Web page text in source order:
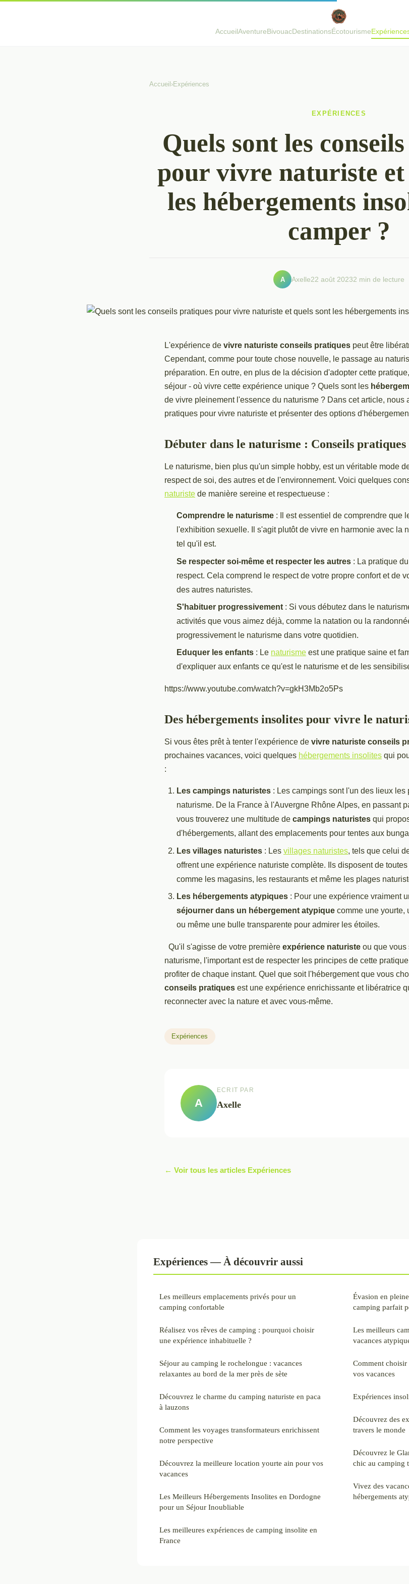
AccueilAventureBivouacDestinationsÉcotourisme
Accueil ›Expériences
EXPÉRIENCES
Quels sont les
pour vivre naturiste et
les hébergements
camper ?
A Axelle22 août 20232 min de lecture
L'expérience de vivre naturiste conseils pratiques peut être
Cependant, comme pour toute chose nouvelle, le passage au
préparation. En outre, en plus de la décision d'adopter cette
séjour - où vivre cette expérience unique ? Quels sont les
de vivre pleinement l'essence du naturisme ? Dans cet article,
pratiques pour vivre naturiste et présenter des options
Débuter dans le naturisme : Conseils pratiques
Le naturisme, bien plus qu'un simple hobby, est un véritable mode
respect de soi, des autres et de l'environnement. Voici quelques
naturiste de manière sereine et respectueuse :
Comprendre le naturisme : Il est essentiel de comprendre que
l'exhibition sexuelle. Il s'agit plutôt de vivre en harmonie avec la
tel qu'il est.
Se respecter soi-même et respecter les autres : La pratique
respect. Cela comprend le respect de votre propre confort et de
des autres naturistes.
S'habituer progressivement : Si vous débutez dans le
activités que vous aimez déjà, comme la natation ou la
progressivement le naturisme dans votre quotidien.
Eduquer les enfants : Le naturisme est une pratique saine et
d'expliquer aux enfants ce qu'est le naturisme et de les
https://www.youtube.com/watch?v=gkH3Mb2o5Ps
Des hébergements insolites pour vivre le
Si vous êtes prêt à tenter l'expérience de vivre naturiste conseils
prochaines vacances, voici quelques hébergements insolites qui
:
Les campings naturistes : Les campings sont l'un des lieux
naturisme. De la France à l'Auvergne Rhône Alpes, en passant
vous trouverez une multitude de campings naturistes qui
d'hébergements, allant des emplacements pour tentes aux
Les villages naturistes : Les villages naturistes, tels que celui
offrent une expérience naturiste complète. Ils disposent de
comme les magasins, les restaurants et même les plages
Les hébergements atypiques : Pour une expérience vraiment
séjourner dans un hébergement atypique comme une yourte,
ou même une bulle transparente pour admirer les étoiles.
Qu'il s'agisse de votre première expérience naturiste ou que vous
naturisme, l'important est de respecter les principes de cette
profiter de chaque instant. Quel que soit l'hébergement que vous
conseils pratiques est une expérience enrichissante et libératrice
reconnecter avec la nature et avec vous-même.
Expériences
A
ECRIT PAR
Axelle
← Voir tous les articles Expériences
Expériences — À découvrir aussi
Les meilleurs emplacements privés pour un
camping confortable
Réalisez vos rêves de camping : pourquoi choisir
une expérience inhabituelle ?
Séjour au camping le rochelongue : vacances
relaxantes au bord de la mer près de sète
Découvrez le charme du camping naturiste en paca
à lauzons
Comment les voyages transformateurs enrichissent
notre perspective
Découvrez la meilleure location yourte ain pour vos
vacances
Les Meilleurs Hébergements Insolites en Dordogne
pour un Séjour Inoubliable
Les meilleures expériences de camping insolite en
France
Évasion en
camping parfait
Les meilleurs
vacances
Comment
vos vacances
Expériences
Découvrez des
travers le monde
Découvrez le
chic au camping
Vivez des
hébergements